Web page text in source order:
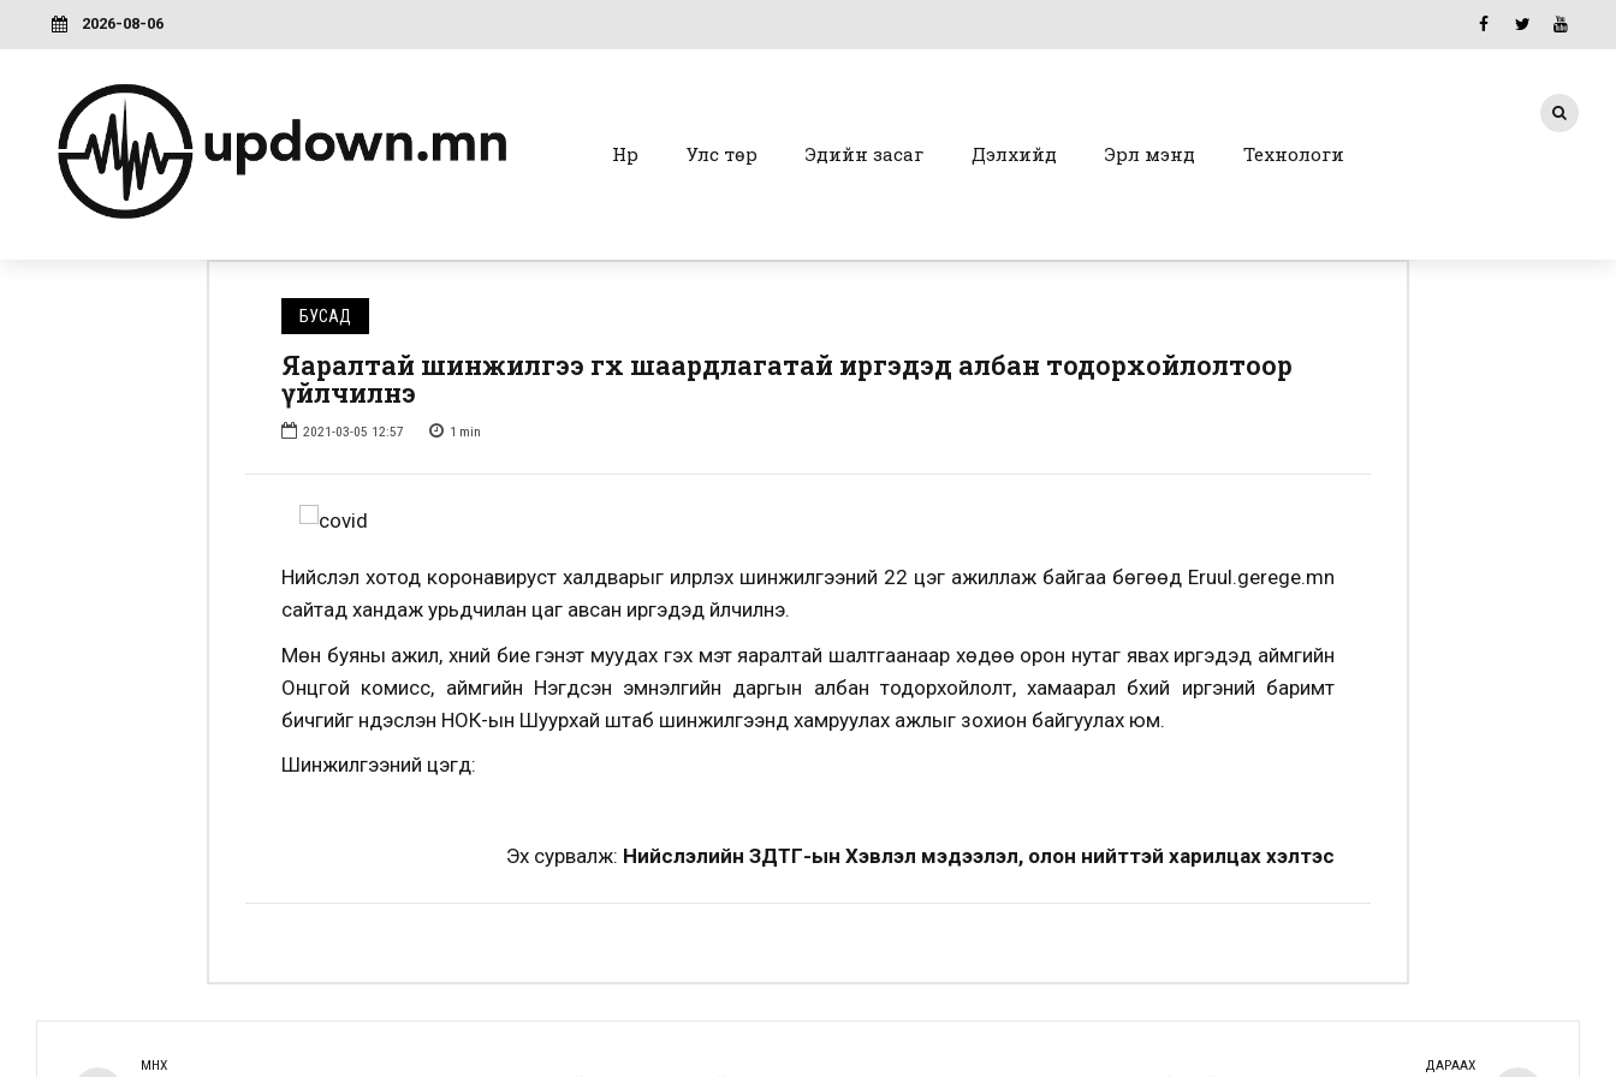
2026-08-06
Нүүр Улс төр Эдийн засаг Дэлхийд Эрүүл мэнд Технологи
БУСАД
Яаралтай шинжилгээ өгөх шаардлагатай иргэдэд албан тодорхойлолтоор
үйлчилнэ
2021-03-05 12:57 1 min
Нийслэл хотод коронавируст халдварыг илрүүлэх шинжилгээний 22 цэг ажиллаж байгаа бөгөөд Eruul.gerege.mn
сайтад хандаж урьдчилан цаг авсан иргэдэд үйлчилнэ.
Мөн буяны ажил, хүний бие гэнэт муудах гэх мэт яаралтай шалтгаанаар хөдөө орон нутаг явах иргэдэд аймгийн
Онцгой комисс, аймгийн Нэгдсэн эмнэлгийн даргын албан тодорхойлолт, хамаарал бүхий иргэний баримт
бичгийг үндэслэн НОК-ын Шуурхай штаб шинжилгээнд хамруулах ажлыг зохион байгуулах юм.
Шинжилгээний цэгүүд:
Эх сурвалж: Нийслэлийн ЗДТГ-ын Хэвлэл мэдээлэл, олон нийттэй харилцах хэлтэс
ӨМНӨХ ДАРААХ